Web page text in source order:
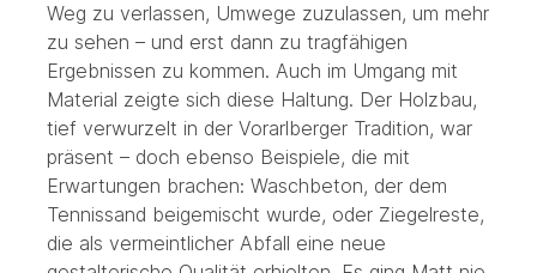
Weg zu verlassen, Umwege zuzulassen, um mehr
zu sehen – und erst dann zu tragfähigen
Ergebnissen zu kommen. Auch im Umgang mit
Material zeigte sich diese Haltung. Der Holzbau,
tief verwurzelt in der Vorarlberger Tradition, war
präsent – doch ebenso Beispiele, die mit
Erwartungen brachen: Waschbeton, der dem
Tennissand beigemischt wurde, oder Ziegelreste,
die als vermeintlicher Abfall eine neue